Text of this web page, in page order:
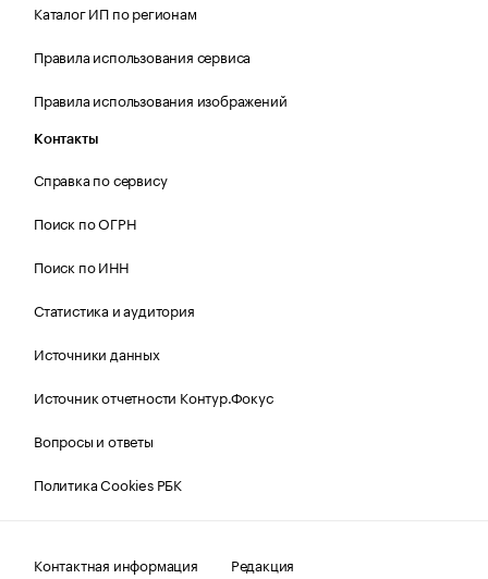
Каталог ИП по регионам
Правила использования сервиса
Правила использования изображений
Контакты
Справка по сервису
Поиск по ОГРН
Поиск по ИНН
Статистика и аудитория
Источники данных
Источник отчетности Контур.Фокус
Вопросы и ответы
Политика Cookies РБК
Контактная информация Редакция